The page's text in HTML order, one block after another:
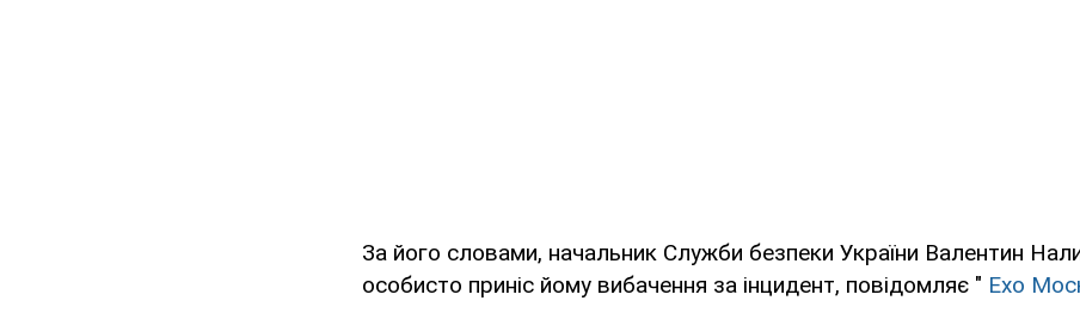
За його словами, начальник Служби безпеки України Валентин
особисто приніс йому вибачення за інцидент, повідомляє " Ехо